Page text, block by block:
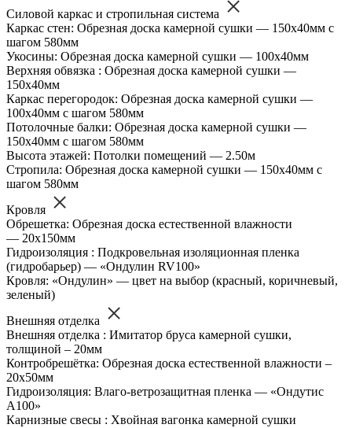
Силовой каркас и стропильная система
Каркас стен: Обрезная доска камерной сушки — 150х40мм с
шагом 580мм
Укосины: Обрезная доска камерной сушки — 100х40мм
Верхняя обвязка : Обрезная доска камерной сушки —
150х40мм
Каркас перегородок: Обрезная доска камерной сушки —
100х40мм с шагом 580мм
Потолочные балки: Обрезная доска камерной сушки —
150х40мм с шагом 580мм
Высота этажей: Потолки помещений — 2.50м
Стропила: Обрезная доска камерной сушки — 150х40мм с
шагом 580мм
Кровля
Обрешетка: Обрезная доска естественной влажности
— 20х150мм
Гидроизоляция : Подкровельная изоляционная пленка
(гидробарьер) — «Ондулин RV100»
Кровля: «Ондулин» — цвет на выбор (красный, коричневый,
зеленый)
Внешняя отделка
Внешняя отделка : Имитатор бруса камерной сушки,
толщиной – 20мм
Контробрешётка: Обрезная доска естественной влажности –
20х50мм
Гидроизоляция: Влаго-ветрозащитная пленка — «Ондутис
А100»
Карнизные свесы : Хвойная вагонка камерной сушки